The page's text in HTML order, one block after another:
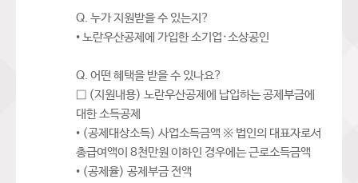
Q. 누가 지원받을 수 있는지?
• 노란우산공제에 가입한 소기업·소상공인
Q. 어떤 혜택을 받을 수 있나요?
□ (지원내용) 노란우산공제에 납입하는 공제부금에
대한 소득공제
• (공제대상소득) 사업소득금액 ※ 법인의 대표자로서
총급여액이 8천만원 이하인 경우에는 근로소득금액
• (공제율) 공제부금 전액